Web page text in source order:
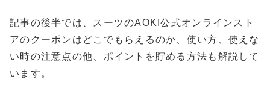
記事の後半では、スーツのAOKI公式オンラインスト
アのクーポンはどこでもらえるのか、使い方、使えな
い時の注意点の他、ポイントを貯める方法も解説して
います。